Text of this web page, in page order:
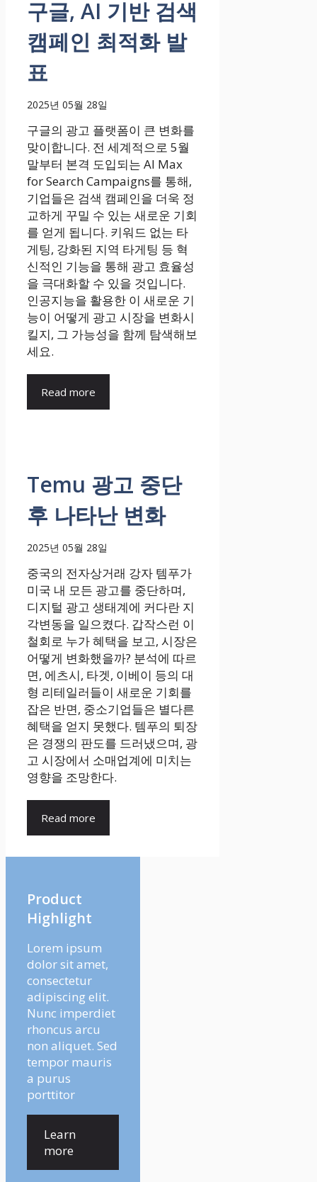
구글, AI 기반 검색
캠페인 최적화 발
표
2025년 05월 28일
구글의 광고 플랫폼이 큰 변화를
맞이합니다. 전 세계적으로 5월
말부터 본격 도입되는 AI Max
for Search Campaigns를 통해,
기업들은 검색 캠페인을 더욱 정
교하게 꾸밀 수 있는 새로운 기회
를 얻게 됩니다. 키워드 없는 타
게팅, 강화된 지역 타게팅 등 혁
신적인 기능을 통해 광고 효율성
을 극대화할 수 있을 것입니다.
인공지능을 활용한 이 새로운 기
능이 어떻게 광고 시장을 변화시
킬지, 그 가능성을 함께 탐색해보
세요.
Read more
Temu 광고 중단
후 나타난 변화
2025년 05월 28일
중국의 전자상거래 강자 템푸가
미국 내 모든 광고를 중단하며,
디지털 광고 생태계에 커다란 지
각변동을 일으켰다. 갑작스런 이
철회로 누가 혜택을 보고, 시장은
어떻게 변화했을까? 분석에 따르
면, 에츠시, 타겟, 이베이 등의 대
형 리테일러들이 새로운 기회를
잡은 반면, 중소기업들은 별다른
혜택을 얻지 못했다. 템푸의 퇴장
은 경쟁의 판도를 드러냈으며, 광
고 시장에서 소매업계에 미치는
영향을 조망한다.
Read more
Product
Highlight
Lorem ipsum
dolor sit amet,
consectetur
adipiscing elit.
Nunc imperdiet
rhoncus arcu
non aliquet. Sed
tempor mauris
a purus
porttitor
Learn
more